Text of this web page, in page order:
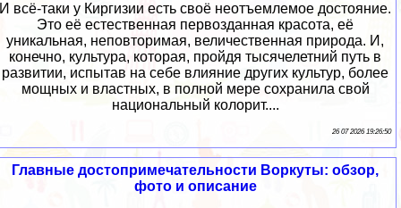
И всё-таки у Киргизии есть своё неотъемлемое достояние.
Это её естественная первозданная красота, её
уникальная, неповторимая, величественная природа. И,
конечно, культура, которая, пройдя тысячелетний путь в
развитии, испытав на себе влияние других культур, более
мощных и властных, в полной мере сохранила свой
национальный колорит....
26 07 2026 19:26:50
Главные достопримечательности Воркуты: обзор,
фото и описание